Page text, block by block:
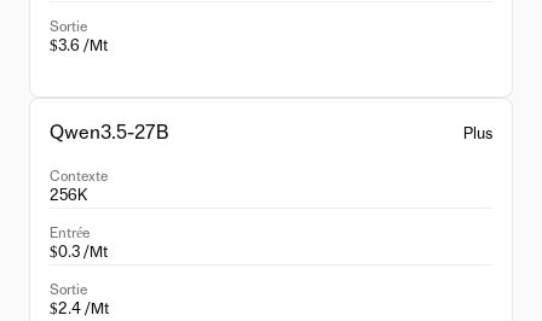
Sortie
$3.6 /Mt
Qwen3.5-27B Plus
Contexte
256K
Entrée
$0.3 /Mt
Sortie
$2.4 /Mt